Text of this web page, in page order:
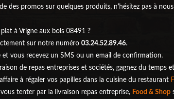
des promos sur quelques produits, n'hésitez pas à
à Vrigne aux bois 08491 ?
sur notre numéro 03.24.52.89.46.
et vous recevez un SMS ou un email de confirmation.
de repas entreprises et sociétés, gagnez du temps
à régaler vos papilles dans la cuisine du restaurant
tenter par la livraison repas entreprise, Food & Shop